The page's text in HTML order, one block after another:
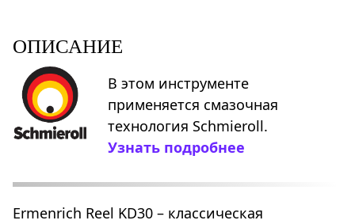
ОПИСАНИЕ
В этом инструменте
применяется смазочная
технология Schmieroll.
Узнать подробнее
Ermenrich Reel KD30 – классическая